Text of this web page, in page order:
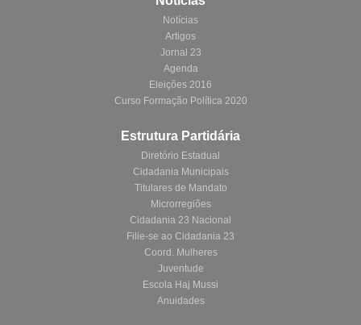
Notícias
Artigos
Jornal 23
Agenda
Eleições 2016
Curso Formação Política 2020
Estrutura Partidária
Diretório Estadual
Cidadania Municipais
Titulares de Mandato
Microrregiões
Cidadania 23 Nacional
Filie-se ao Cidadania 23
Coord. Mulheres
Juventude
Escola Haj Mussi
Anuidades